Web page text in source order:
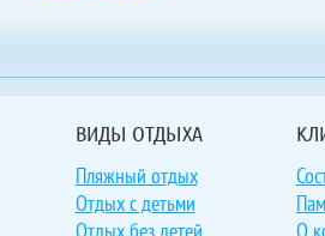
Luxury Villas
Parador Suit Hotel
Polat Holiday Village
Suite
ВИДЫ ОТДЫХА
Пляжный отдых
Отдых с детьми